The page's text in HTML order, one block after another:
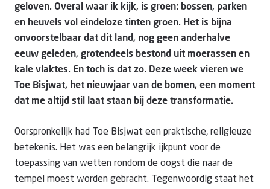
geloven. Overal waar ik kijk, is groen: bossen, parken
en heuvels vol eindeloze tinten groen. Het is bijna
onvoorstelbaar dat dit land, nog geen anderhalve
eeuw geleden, grotendeels bestond uit moerassen en
kale vlaktes. En toch is dat zo. Deze week vieren we
Toe Bisjwat, het nieuwjaar van de bomen, een moment
dat me altijd stil laat staan bij deze transformatie.
Oorspronkelijk had Toe Bisjwat een praktische, religieuze
betekenis. Het was een belangrijk ijkpunt voor de
toepassing van wetten rondom de oogst die naar de
tempel moest worden gebracht. Tegenwoordig staat het